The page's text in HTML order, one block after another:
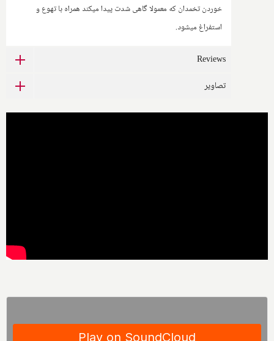
خوردن تخمدان که معمولا گاهی شدت پیدا میکند همراه با تهوع و
استفراغ میشود.
Reviews
تصاویر